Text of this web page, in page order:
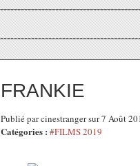
FRANKIE
Publié par cinestranger sur 7 Août
Catégories : #FILMS 2019